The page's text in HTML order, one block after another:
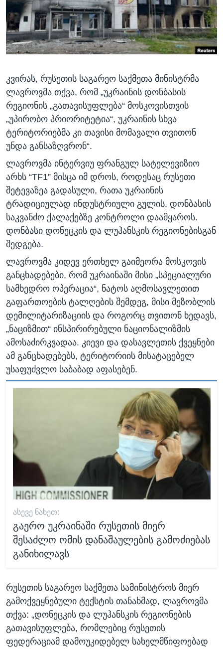
ᲡᲢᲣᲓᲘᲐ ᲕᲐᲨᲘᲜᲒᲢᲝᲜᲘ
ᲔᲙᲝᲜᲝᲛᲘᲙᲐ
ᲯᲐᲜᲛᲠᲗᲔᲚᲝᲑᲐ
ᲛᲔᲪᲜᲘᲔᲠᲔᲑᲐ
ᲙᲣᲚᲢᲣᲠᲐ
ᲒᲐᲚᲘᲚᲔᲝ
ᲓᲔᲖᲘᲜᲤᲝᲠᲛᲐᲪᲘᲐ
Learning English
ᲗᲕᲐᲚᲘ ᲒᲕᲐᲓᲔᲕᲜᲔᲗ
ენები
კვირას, რუსეთის საგარეო საქმეთა მინისტრმა
ლავროვმა თქვა, რომ „უკრაინის დონბასის
რეგიონის „გათავისუფლება“ მოსკოვისთვის
„უპირობო პრიორიტეტია“, უკრაინის სხვა
ტერიტორიებმა კი თავისი მომავალი თვითონ
უნდა განსაზღვრონ“.
ლავროვმა ინტერვიუ ფრანგულ სატელევიზიო
არხს “TF1” მისცა იმ დროს, როდესაც რუსეთი
შეტევაზეა გადასული, რათა უკრაინის
ტრადიციულად ინდუსტრიული გულის, დონბასის
საკვანძო ქალაქებზე კონტროლი დაამყაროს.
დონბასი დონეცკის და ლუჰანსკის რეგიონებისგან
შედგება.
ლავროვმა კიდევ ერთხელ გაიმეორა მოსკოვის
განცხადებები, რომ უკრაინაში მისი „სპეციალური
სამხედრო ოპერაცია“, ნატოს აღმოსავლეთით
გაფართოების ტალღების შემდეგ, მისი მეზობლის
დემილიტარიზაციის და როგორც თვითონ ხედავს,
„ნაციზმით“ ინსპირირებული ნაციონალიზმის
ამოსაძირკვადაა. კიევი და დასავლეთის ქვეყნები
ამ განცხადებებს, ტერიტორიის მისატაცებელ
უსაფუძვლო საბაბად აფასებენ.
ᲐᲡᲔᲕᲔ ᲜᲐᲮᲔᲗ:
გაერო უკრაინაში რუსეთის მიერ
შესაძლო ომის დანაშაულების გამოძიებას
განიხილავს
რუსეთის საგარეო საქმეთა სამინისტროს მიერ
გამოქვეყნებული ტექსტის თანახმად, ლავროვმა
თქვა: „დონეცკის და ლუჰანსკის რეგიონების
გათავისუფლება, რომლებიც რუსეთის
ფედერაციამ დამოუკიდებელ სახელმწიფოებად